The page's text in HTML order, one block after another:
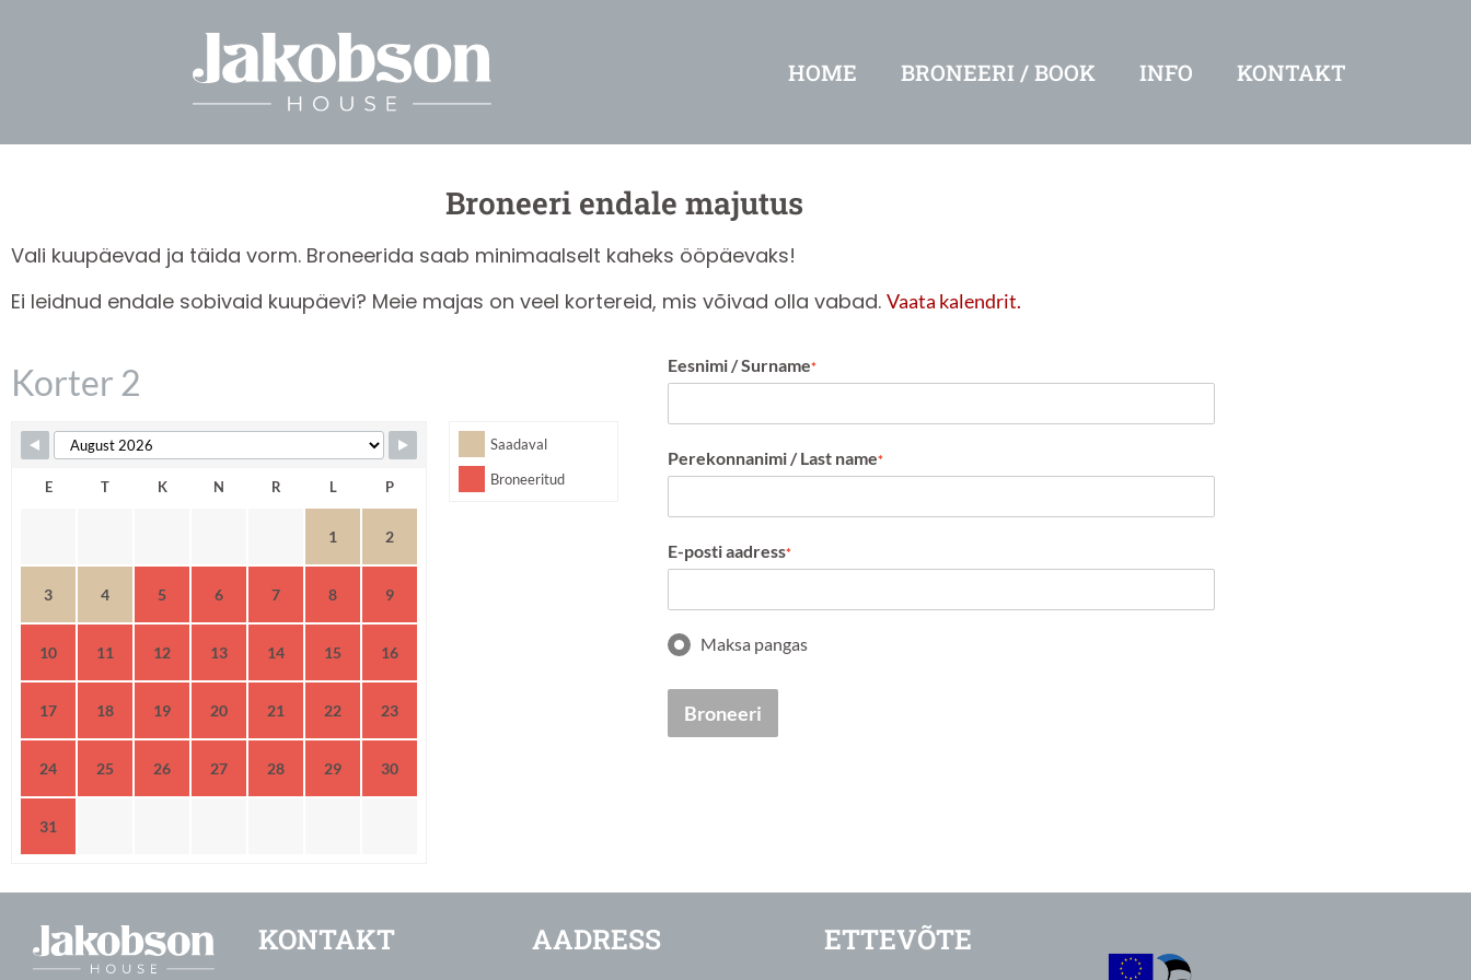
HOME BRONEERI / BOOK INFO KONTAKT
Broneeri endale majutus
Vali kuupäevad ja täida vorm. Broneerida saab minimaalselt kaheks ööpäevaks!
Ei leidnud endale sobivaid kuupäevi? Meie majas on veel kortereid, mis võivad olla vabad. Vaata kalendrit.
Skip Booking Form
Korter 2
Saadaval
Broneeritud
E T K N R L P
1 2
3 4 5 6 7 8 9
10 11 12 13 14 15 16
17 18 19 20 21 22 23
24 25 26 27 28 29 30
31
Eesnimi / Surname*
Perekonnanimi / Last name*
E-posti aadress*
Maksa pangas
Broneeri
KONTAKT AADRESS ETTEVÕTE